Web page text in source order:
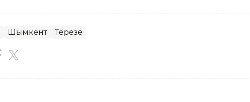
Шымкент Терезе